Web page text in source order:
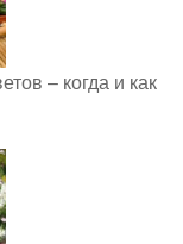
– когда и как